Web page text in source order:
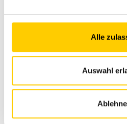
Alle
Auswahl
30 % de rabais par rapport
individuelles ou par
Gain de temps grâce au
Réduction des coûts de